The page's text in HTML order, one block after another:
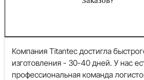
Компания Titantec достигла
изготовления - 30-40 дней. У нас
профессиональная команда